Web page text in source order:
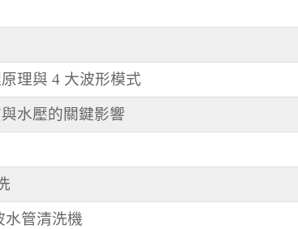
理與 4 大波形模式
水壓的關鍵影響
水管清洗機